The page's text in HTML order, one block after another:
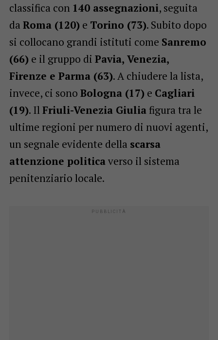
classifica con 140 assegnazioni, seguita
da Roma (120) e Torino (73). Subito dopo
si collocano grandi istituti come Sanremo
(66) e il gruppo di Pavia, Venezia,
Firenze e Parma (63). A chiudere la lista,
invece, ci sono Bologna (17) e Cagliari
(19). Il Friuli-Venezia Giuliafigura tra le
ultime regioni per numero di nuovi agenti,
un segnale evidente della scarsa
attenzione politicaverso il sistema
penitenziario locale.